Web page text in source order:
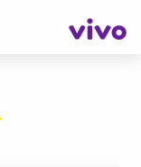
Próximo